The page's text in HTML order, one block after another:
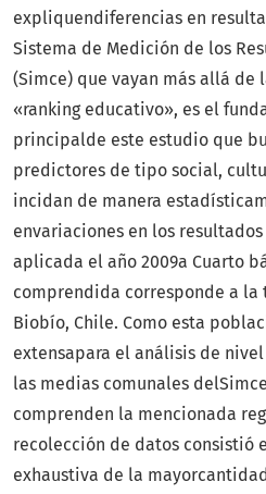
expliquendiferencias en
Sistema de Medición de los
(Simce) que vayan más allá de
«ranking educativo», es el
principalde este estudio que
predictores de tipo social,
incidan de manera
envariaciones en los
aplicada el año 2009a Cuarto
comprendida corresponde a
Biobío, Chile. Como esta
extensapara el análisis de
las medias comunales
comprenden la mencionada
recolección de datos consistió
exhaustiva de la